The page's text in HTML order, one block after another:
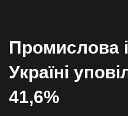
Промислова
Україні
41,6%